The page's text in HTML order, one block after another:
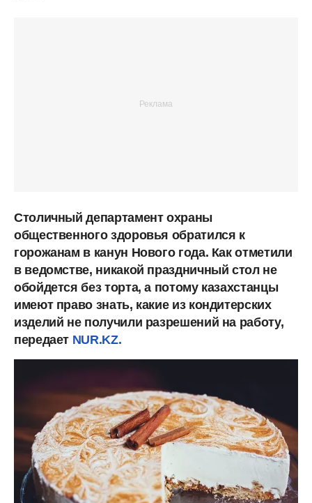
Столичный департамент охраны
общественного здоровья обратился к
горожанам в канун Нового года. Как отметили
в ведомстве, никакой праздничный стол не
обойдется без торта, а потому казахстанцы
имеют право знать, какие из кондитерских
изделий не получили разрешений на работу,
передает NUR.KZ.